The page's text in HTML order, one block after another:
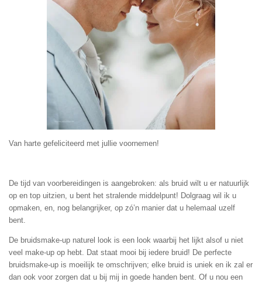
Van harte gefeliciteerd met jullie voornemen!
De tijd van voorbereidingen is aangebroken: als bruid wilt u er natuurlijk
op en top uitzien, u bent het stralende middelpunt! Dolgraag wil ik u
opmaken, en, nog belangrijker, op zó’n manier dat u helemaal uzelf
bent.
De bruidsmake-up naturel look is een look waarbij het lijkt alsof u niet
veel make-up op hebt. Dat staat mooi bij iedere bruid! De perfecte
bruidsmake-up is moeilijk te omschrijven; elke bruid is uniek en ik zal er
dan ook voor zorgen dat u bij mij in goede handen bent. Of u nou een